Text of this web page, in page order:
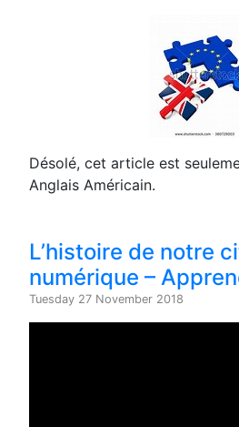
Désolé, cet article est
Anglais Américain.
L’histoire de notre
numérique –
Tuesday 27 November 2018